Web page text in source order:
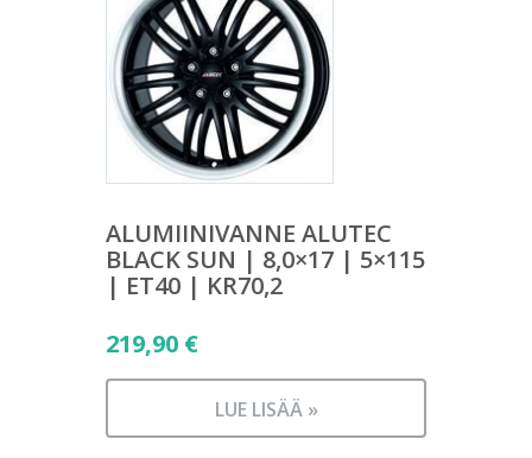
ALUMIINIVANNE ALUTEC
BLACK SUN | 8,0×17 | 5×115
| ET40 | KR70,2
219,90 €
LUE LISÄÄ »